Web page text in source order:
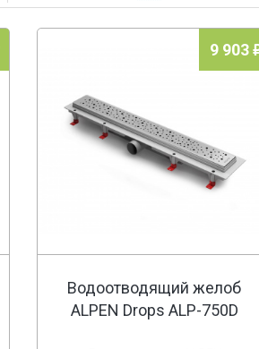
9 903
Водоотводящий желоб
ALPEN Drops ALP-750D